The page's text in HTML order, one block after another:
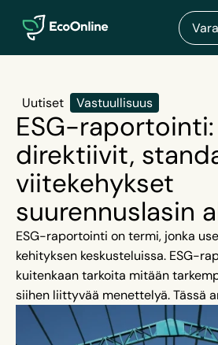
EcoOnline
Uutiset Vastuullisuus
ESG-raportointi:
direktiivit,
viitekehykset
suurennuslasin
ESG-raportointi on termi, jonka
kehityksen keskusteluissa. ESG-
kuitenkaan tarkoita mitään
siihen liittyvää menettelyä. Tässä
sukellamme syvemmälle ESG-
konkreettisiin direktiiveihin,